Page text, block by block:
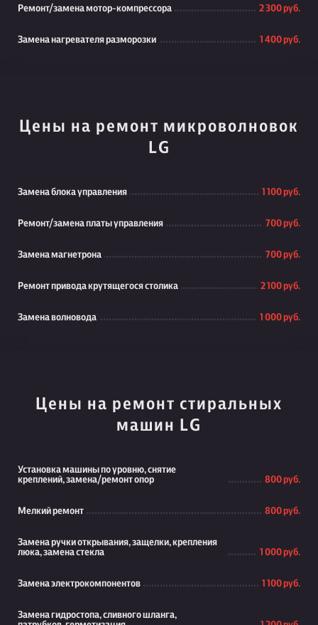
Ремонт/замена мотор-компрессора 2 300 руб.
Замена нагревателя разморозки 1 400 руб.
Цены на ремонт микроволновок
LG
Замена блока управления 1 100 руб.
Ремонт/замена платы управления 700 руб.
Замена магнетрона 700 руб.
Ремонт привода крутящегося столика 2 100 руб.
Замена волновода 1 000 руб.
Цены на ремонт стиральных
машин LG
Установка машины по уровню, снятие
креплений, замена/ремонт опор
800 руб.
Мелкий ремонт 800 руб.
Замена ручки открывания, защелки, крепления
люка, замена стекла
1 000 руб.
Замена электрокомпонентов 1 100 руб.
Замена гидростопа, сливного шланга,